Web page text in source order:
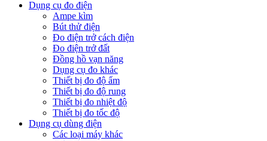
Dụng cụ đo điện
Ampe kìm
Bút thử điện
Đo điện trở cách điện
Đo điện trở đất
Đồng hồ vạn năng
Dụng cụ đo khác
Thiết bị đo độ ẩm
Thiết bị đo độ rung
Thiết bị đo nhiệt độ
Thiết bị đo tốc độ
Dụng cụ dùng điện
Các loại máy khác